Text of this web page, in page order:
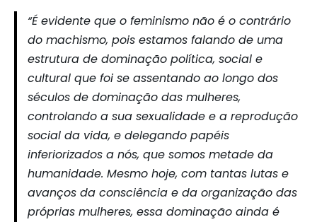
“É evidente que o feminismo não é o contrário
do machismo, pois estamos falando de uma
estrutura de dominação política, social e
cultural que foi se assentando ao longo dos
séculos de dominação das mulheres,
controlando a sua sexualidade e a reprodução
social da vida, e delegando papéis
inferiorizados a nós, que somos metade da
humanidade. Mesmo hoje, com tantas lutas e
avanços da consciência e da organização das
próprias mulheres, essa dominação ainda é